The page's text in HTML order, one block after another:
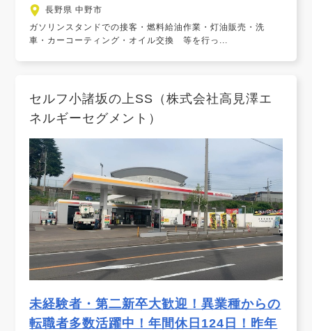
長野県 中野市
ガソリンスタンドでの接客・燃料給油作業・灯油販売・洗
車・カーコーティング・オイル交換 等を行っ...
セルフ小諸坂の上SS（株式会社高見澤エ
ネルギーセグメント）
未経験者・第二新卒大歓迎！異業種からの
転職者多数活躍中！年間休日124日！昨年